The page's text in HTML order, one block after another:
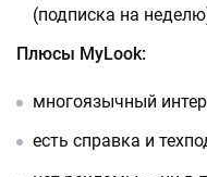
(подписка на
Плюсы MyLook:
многоязычный
есть справка и